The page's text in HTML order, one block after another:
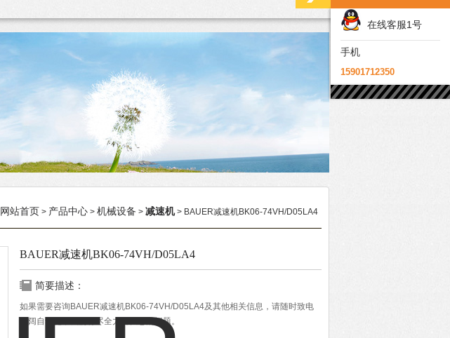
网站首页 > 产品中心 > 机械设备 > 减速机> BAUER减速机BK06-74VH/D05LA4
BAUER减速机BK06-74VH/D05LA4
简要描述：
如果需要咨询BAUER减速机BK06-74VH/D05LA4及其他相关信息，请随时致电
瑞阔自动化，我们将尽全力解决您的问题。
在线客服1号
手机
15901712350